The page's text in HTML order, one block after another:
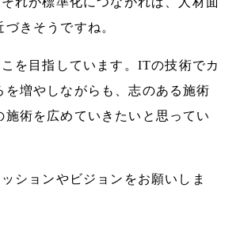
きそうですね。
を目指しています。ITの技術でカ
を増やしながらも、志のある施術
施術を広めていきたいと思ってい
ションやビジョンをお願いしま